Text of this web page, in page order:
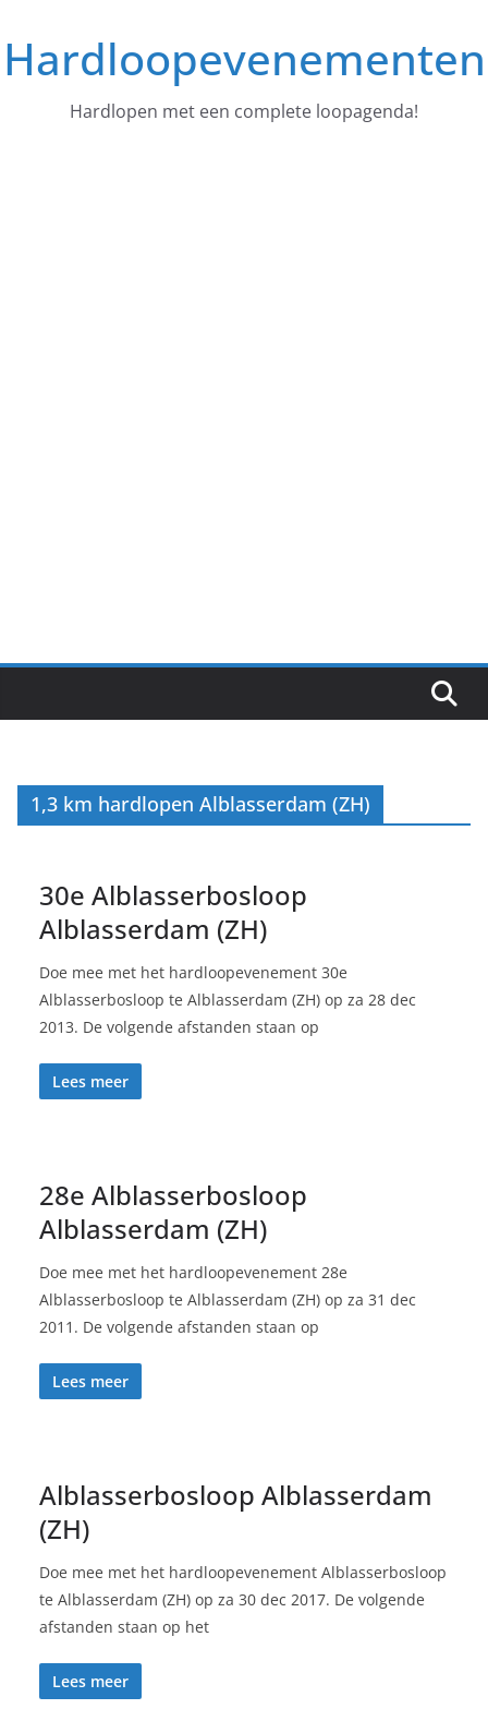
naar
deHardloopevenementen
Hardlopen met een complete loopagenda!
1,3 km hardlopen Alblasserdam (ZH)
30e Alblasserbosloop
Alblasserdam (ZH)
Doe mee met het hardloopevenement 30e
Alblasserbosloop te Alblasserdam (ZH) op za 28 dec
2013. De volgende afstanden staan op
Lees meer
28e Alblasserbosloop
Alblasserdam (ZH)
Doe mee met het hardloopevenement 28e
Alblasserbosloop te Alblasserdam (ZH) op za 31 dec
2011. De volgende afstanden staan op
Lees meer
Alblasserbosloop Alblasserdam
(ZH)
Doe mee met het hardloopevenement Alblasserbosloop
te Alblasserdam (ZH) op za 30 dec 2017. De volgende
afstanden staan op het
Lees meer